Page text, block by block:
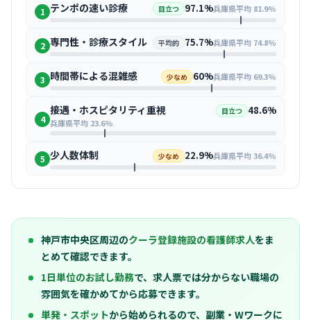
1 テンポの速い診療 目立つ 97.1%兵庫県平均 81.9%
2 専門性・診療スタイル 平均的 75.7%兵庫県平均 74.8%
3 時間帯による混雑感 少なめ 60%兵庫県平均 69.3%
4
接遇・ホスピタリティ重視 目立つ 48.6%
兵庫県平均 23.6%
5 少人数体制 少なめ 22.9%兵庫県平均 36.4%
神戸市中央区周辺のクーラ登録施設の看護師求人をま
とめて確認できます。
1日単位のお試し勤務で、求人票では分からない職場の
雰囲気を確かめてから応募できます。
単発・スポットから始められるので、副業・Wワークに